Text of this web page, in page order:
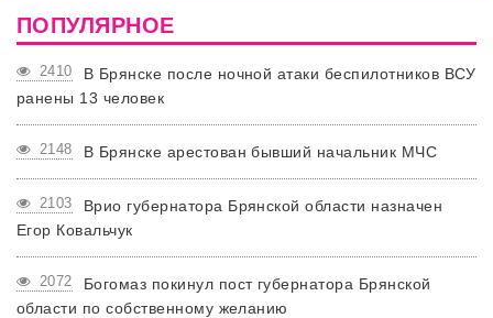
ПОПУЛЯРНОЕ
2410
В Брянске после ночной атаки беспилотников ВСУ
ранены 13 человек
2148 В Брянске арестован бывший начальник МЧС
2103
Врио губернатора Брянской области назначен
Егор Ковальчук
2072
Богомаз покинул пост губернатора Брянской
области по собственному желанию